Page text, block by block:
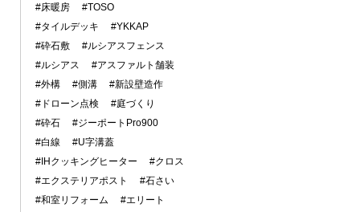
#床暖房
#TOSO
#タイルデッキ
#YKKAP
#砕石敷
#ルシアスフェンス
#ルシアス
#アスファルト舗装
#外構
#側溝
#新設壁造作
#ドローン点検
#庭づくり
#砕石
#ジーポートPro900
#白線
#U字溝蓋
#IHクッキングヒーター
#クロス
#エクステリアポスト
#石さい
#和室リフォーム
#エリート